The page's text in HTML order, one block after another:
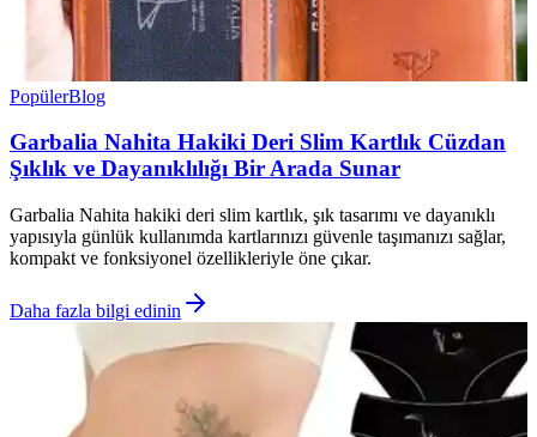
PopülerBlog
Garbalia Nahita Hakiki Deri Slim Kartlık Cüzdan
Şıklık ve Dayanıklılığı Bir Arada Sunar
Garbalia Nahita hakiki deri slim kartlık, şık tasarımı ve dayanıklı
yapısıyla günlük kullanımda kartlarınızı güvenle taşımanızı sağlar,
kompakt ve fonksiyonel özellikleriyle öne çıkar.
Daha fazla bilgi edinin